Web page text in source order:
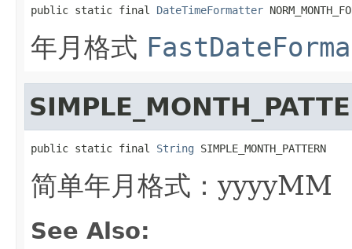
public static final DateTimeFormatter
年月格式
public static final String SIMPLE_MONTH_PATTERN
简单年月格式：yyyyMM
See Also: